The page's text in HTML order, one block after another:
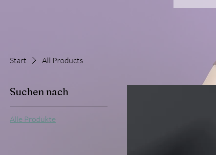
Start All Products
Suchen nach
Alle Produkte